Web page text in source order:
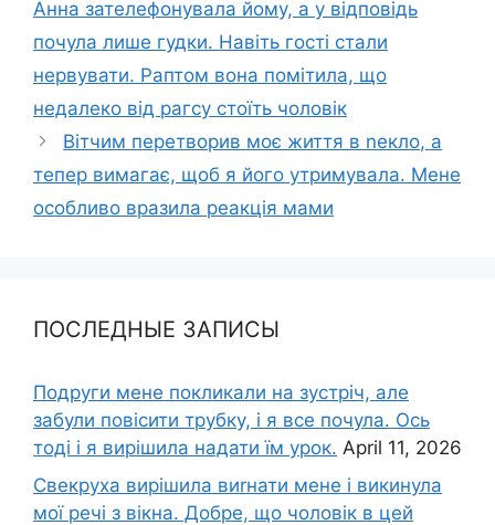
Анна зателефонувала йому, а у відповідь
почула лише гудки. Навіть гості стали
нервувати. Раптом вона помітила, що
недалеко від рагсу стоїть чоловік
Вітчим перетворив моє життя в nекло, а
тепер вимагає, щоб я його утримувала. Мене
особливо вразила реакція мами
ПОСЛЕДНЫЕ ЗАПИСЫ
Подруги мене покликали на зустріч, але
забули повісити трубку, і я все почула. Ось
тоді і я вирішила надати їм урок. April 11, 2026
Свекруха вирішила виrнати мене і викинула
мої речі з вікна. Добре, що чоловік в цей